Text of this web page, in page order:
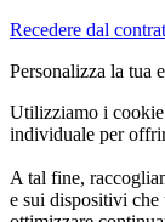
Recedere dal
Personalizza la tua
Utilizziamo i cookie
individuale per
A tal fine,
e sui dispositivi